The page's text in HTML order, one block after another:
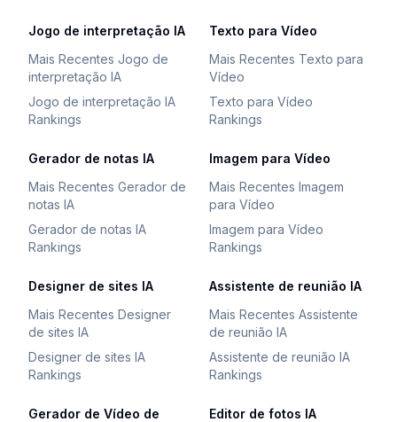
Jogo de interpretação IA
Mais Recentes Jogo de
interpretação IA
Jogo de interpretação IA
Rankings
Texto para Vídeo
Mais Recentes Texto para
Vídeo
Texto para Vídeo
Rankings
Gerador de notas IA
Mais Recentes Gerador de
notas IA
Gerador de notas IA
Rankings
Imagem para Vídeo
Mais Recentes Imagem
para Vídeo
Imagem para Vídeo
Rankings
Designer de sites IA
Mais Recentes Designer
de sites IA
Designer de sites IA
Rankings
Assistente de reunião IA
Mais Recentes Assistente
de reunião IA
Assistente de reunião IA
Rankings
Gerador de Vídeo de
Editor de fotos IA